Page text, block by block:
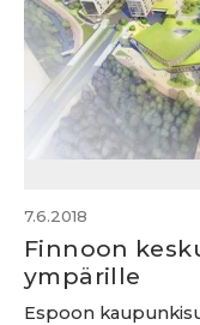
7.6.2018
Finnoon
ympärille
Espoon